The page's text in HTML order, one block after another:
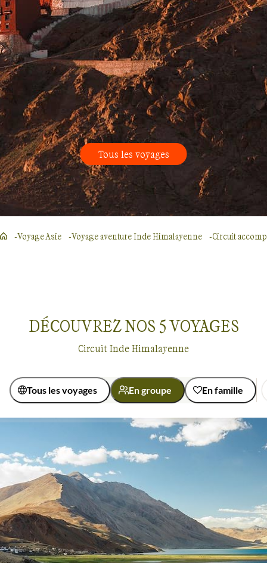
Voyages en groupeInde Himalayenne
Tous les voyages
Voyage Asie Voyage aventure Inde Himalayenne Circuit
DÉCOUVREZ NOS 5VOYAGES
Circuit Inde Himalayenne
Tous les voyages En groupe En famille
Découverte Randonnée avec mulet
Trek
Confort
Bivouac, sous tente Standard